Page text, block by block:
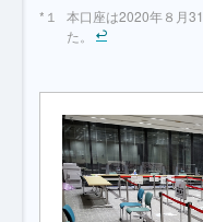
本口座は2020年８月
た。